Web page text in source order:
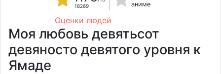
18269
аниме
Оценки людей
Моя любовь девятьсот
девяносто девятого уровня к
Ямаде